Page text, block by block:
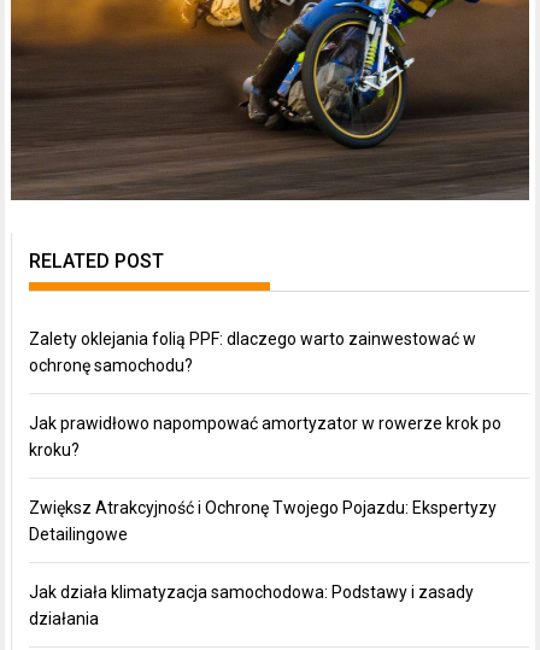
RELATED POST
Zalety oklejania folią PPF: dlaczego warto zainwestować w
ochronę samochodu?
Jak prawidłowo napompować amortyzator w rowerze krok po
kroku?
Zwiększ Atrakcyjność i Ochronę Twojego Pojazdu: Ekspertyzy
Detailingowe
Jak działa klimatyzacja samochodowa: Podstawy i zasady
działania